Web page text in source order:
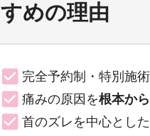
すめの理由
完全予約制・特別施
痛みの原因を根本か
首のズレを中心とし